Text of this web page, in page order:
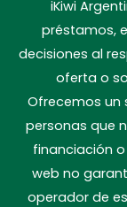
iKiwi
préstamos,
decisiones al
oferta o
Ofrecemos un
personas que
financiación
web no
operador de